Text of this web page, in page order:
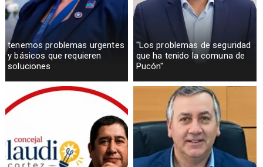
tenemos problemas urgentes
y básicos que requieren
soluciones
"Los problemas de seguridad
que ha tenido la comuna de
Pucón"